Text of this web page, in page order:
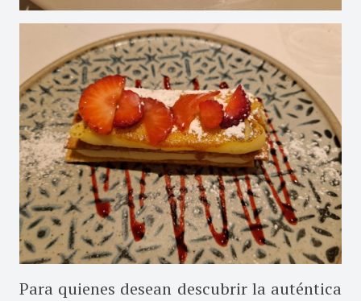
Para quienes desean descubrir la auténtica